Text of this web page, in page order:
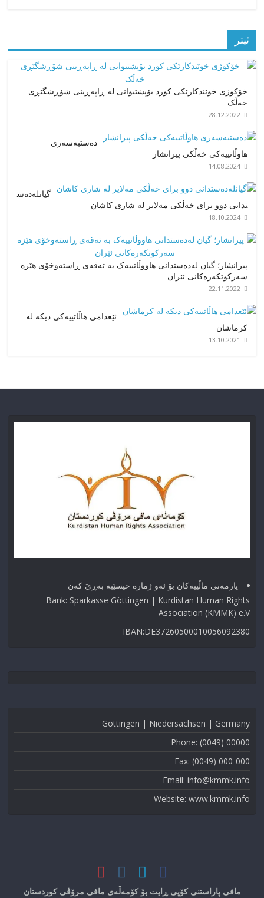
ئیتر
خۆکوژی خوێندکارێکی کورد بۆپشتیوانی لە ڕاپەڕینی شۆڕشگێڕی
خەڵک
28.12.2022
دەستبەسەری
هاوڵاتییەکی خەڵکی پیرانشار
14.08.2024
گیانلەدەس
تدانی دوو برای خەڵکی مەلایر لە شاری کاشان
18.10.2024
پیرانشار؛ گیان لەدەستدانی هاووڵاتییەک بە تەقەی ڕاستەوخۆی هێزە
سەرکوتکەرەکانی ئێران
22.11.2022
ئێعدامی ھاڵاتییەكی دیكە لە
كرماشان
13.10.2021
یارمەتی ماڵییەکان بۆ ئەو ژماره حیسێبە بەڕێ کەن
Bank: Sparkasse Göttingen | Kurdistan Human Rights
Association (KMMK) e.V
IBAN:DE37260500010056092380
Göttingen | Niedersachsen | Germany
Phone: (0049) 00000
Fax: (0049) 000-000
Email: info@kmmk.info
Website: www.kmmk.info
مافی پاراستنی کۆپی ڕایت بۆ کۆمەڵەی مافی مرۆڤی کوردستان